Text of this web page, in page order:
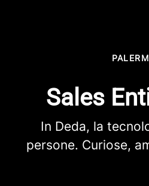
Sales
In Deda, la
persone. Curiose,